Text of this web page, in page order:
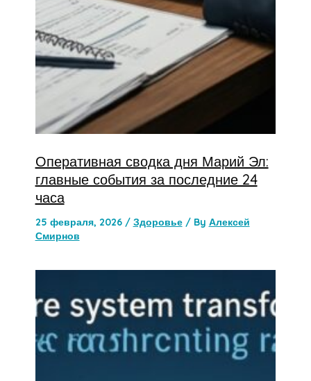
Оперативная сводка дня Марий Эл:
главные события за последние 24
часа
25 февраля, 2026 / Здоровье/ By Алексей
Смирнов